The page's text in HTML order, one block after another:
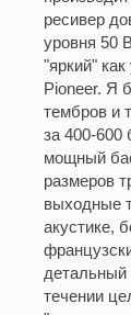
ресивер
уровня 50
"яркий"
Pioneer. Я
тембров и
за 400-600
мощный
размеров
выходные
акустике,
детальный
течении